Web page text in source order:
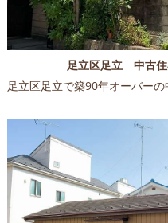
足立区足立 中古住
足立区足立で築90年オーバーの